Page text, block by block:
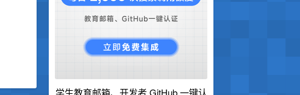
学生教育邮箱、开发者 GitHub 一键认